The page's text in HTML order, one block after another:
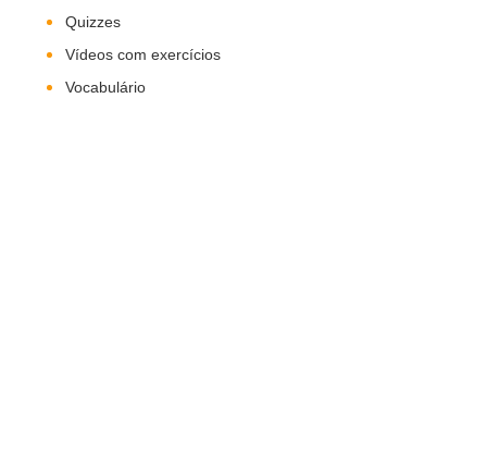
Quizzes
Vídeos com exercícios
Vocabulário